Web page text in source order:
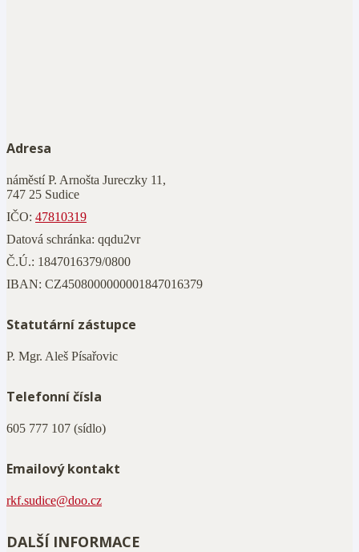
Adresa
náměstí P. Arnošta Jureczky 11,
747 25 Sudice
IČO: 47810319
Datová schránka: qqdu2vr
Č.Ú.: 1847016379/0800
IBAN: CZ4508000000001847016379
Statutární zástupce
P. Mgr. Aleš Písařovic
Telefonní čísla
605 777 107 (sídlo)
Emailový kontakt
rkf.sudice@doo.cz
DALŠÍ INFORMACE